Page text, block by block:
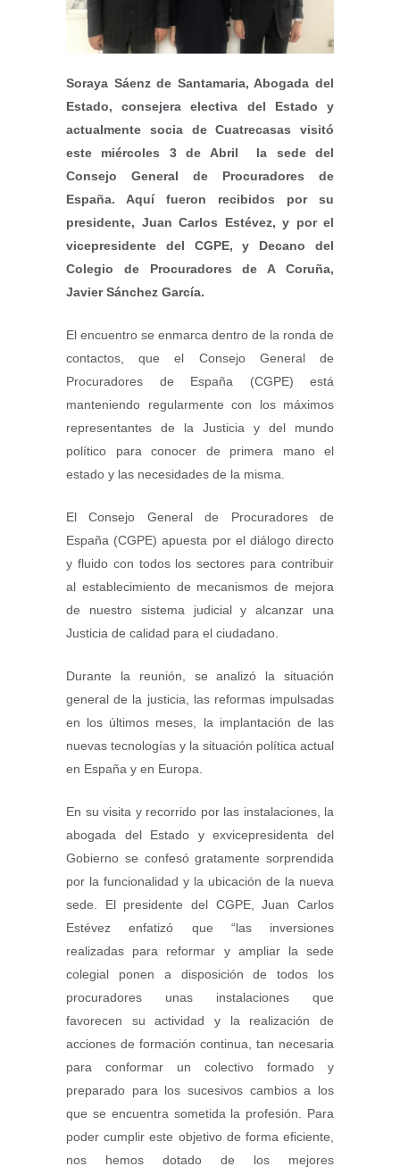
Soraya Sáenz de Santamaria, Abogada del
Estado, consejera electiva del Estado y
actualmente socia de Cuatrecasas visitó
este miércoles 3 de Abril la sede del
Consejo General de Procuradores de
España. Aquí fueron recibidos por su
presidente, Juan Carlos Estévez, y por el
vicepresidente del CGPE, y Decano del
Colegio de Procuradores de A Coruña,
Javier Sánchez García.
El encuentro se enmarca dentro de la ronda de
contactos, que el Consejo General de
Procuradores de España (CGPE) está
manteniendo regularmente con los máximos
representantes de la Justicia y del mundo
político para conocer de primera mano el
estado y las necesidades de la misma.
El Consejo General de Procuradores de
España (CGPE) apuesta por el diálogo directo
y fluido con todos los sectores para contribuir
al establecimiento de mecanismos de mejora
de nuestro sistema judicial y alcanzar una
Justicia de calidad para el ciudadano.
Durante la reunión, se analizó la situación
general de la justicia, las reformas impulsadas
en los últimos meses, la implantación de las
nuevas tecnologías y la situación política actual
en España y en Europa.
En su visita y recorrido por las instalaciones, la
abogada del Estado y exvicepresidenta del
Gobierno se confesó gratamente sorprendida
por la funcionalidad y la ubicación de la nueva
sede. El presidente del CGPE, Juan Carlos
Estévez enfatizó que “las inversiones
realizadas para reformar y ampliar la sede
colegial ponen a disposición de todos los
procuradores unas instalaciones que
favorecen su actividad y la realización de
acciones de formación continua, tan necesaria
para conformar un colectivo formado y
preparado para los sucesivos cambios a los
que se encuentra sometida la profesión. Para
poder cumplir este objetivo de forma eficiente,
nos hemos dotado de los mejores